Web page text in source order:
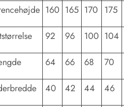
160 165 170 175
92 96 100 104
64 66 68 70
40 42 44 46